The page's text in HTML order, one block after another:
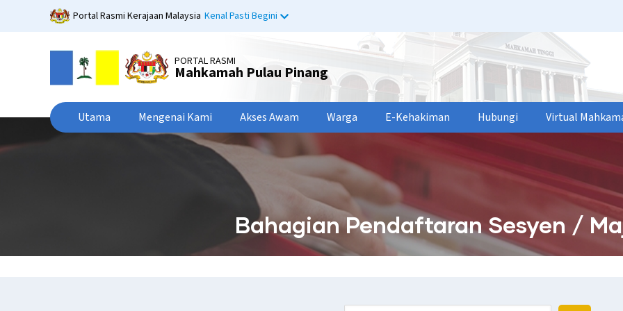
Portal Rasmi Kerajaan Malaysia Kenal Pasti Begini
PORTAL RASMI
Mahkamah Pulau Pinang
Utama Mengenai Kami Akses Awam Warga E-Kehakiman Hubungi Virtual
Bahagian Pendaftaran Sesyen /